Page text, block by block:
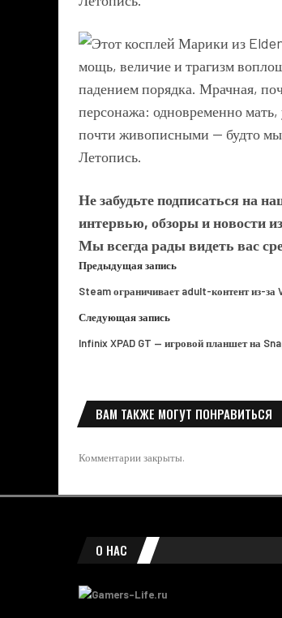
Не забудьте подписаться на
интервью, обзоры и новости
Мы всегда рады видеть вас
Предыдущая запись
Steam ограничивает adult-контент из-
Следующая запись
Infinix XPAD GT — игровой планшет на
ВАМ ТАКЖЕ МОГУТ ПОНРАВИТЬСЯ
Комментарии закрыты.
О НАС